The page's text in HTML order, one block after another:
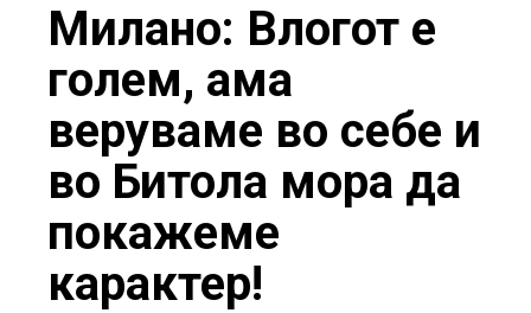
here
Милано: Влогот е
голем, ама
веруваме во себе и
во Битола мора да
покажеме
карактер!